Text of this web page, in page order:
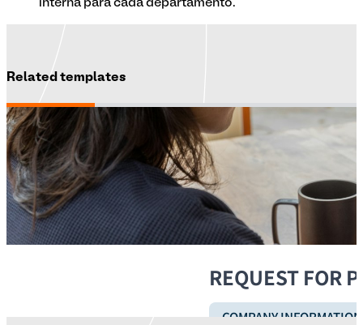
interna para cada departamento.
Related templates